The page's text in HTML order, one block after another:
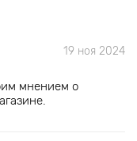
19 ноя 2024
мнением о